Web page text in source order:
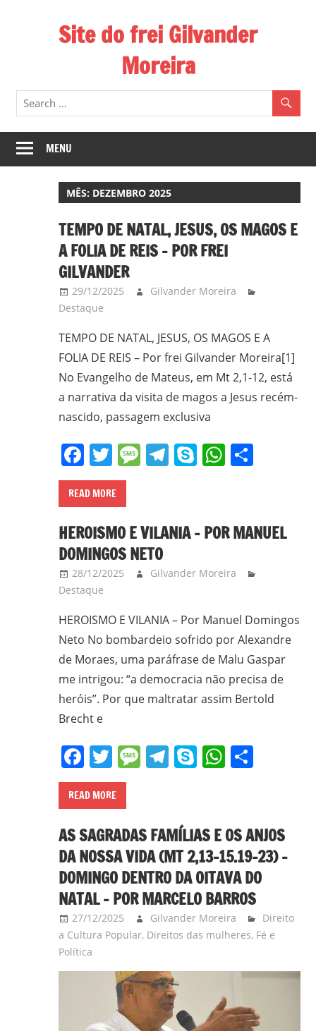
Site do frei Gilvander
Moreira
Esse
site
frei
Gilvander
divulga
pastoral
militância
carmelita;
bacharel
bacharel
Teologia
Ciências
Bíblicas
Pontifício
Educação
FAE/UFMG;
assessor
MENU
MÊS: DEZEMBRO 2025
TEMPO DE NATAL, JESUS, OS MAGOS E
A FOLIA DE REIS – POR FREI
GILVANDER
29/12/2025
Gilvander Moreira
Destaque
TEMPO DE NATAL, JESUS, OS MAGOS E A
FOLIA DE REIS – Por frei Gilvander Moreira[1]
No Evangelho de Mateus, em Mt 2,1-12, está
a narrativa da visita de magos a Jesus recém-
nascido, passagem exclusiva
Facebook
Twitter
Message
Telegram
SkypeShare
READ MORE
HEROISMO E VILANIA – POR MANUEL
DOMINGOS NETO
28/12/2025
Gilvander Moreira
Destaque
HEROISMO E VILANIA – Por Manuel Domingos
Neto No bombardeio sofrido por Alexandre
de Moraes, uma paráfrase de Malu Gaspar
me intrigou: “a democracia não precisa de
heróis”. Por que maltratar assim Bertold
Brecht e
Facebook
Twitter
Message
Telegram
SkypeShare
READ MORE
AS SAGRADAS FAMÍLIAS E OS ANJOS
DA NOSSA VIDA (MT 2,13-15.19-23) –
DOMINGO DENTRO DA OITAVA DO
NATAL – POR MARCELO BARROS
27/12/2025 Gilvander Moreira
Direito
a Cultura Popular, Direitos das mulheres, Fé e
Política